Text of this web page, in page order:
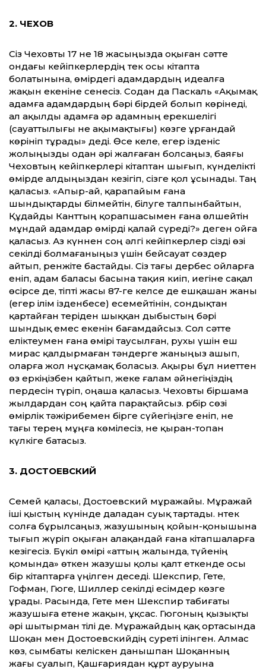
2. ЧЕХОВ
Сіз Чеховты 17 не 18 жасыңызда оқыған сәтте
ондағы кейіпкерлердің тек осы кітапта
болатынына, өмірдегі адамдардың идеалға
жақын екеніне сенесіз. Содан да Паскаль «Ақымақ
адамға адамдардың бәрі бірдей болып көрінеді,
ал ақылды адамға әр адамның ерекшелігі
(сауаттылығы не ақымақтығы) көзге ұрғандай
көрініп тұрады» деді. Өсе келе, егер ізденіс
жолыңызды одан әрі жалғаған болсаңыз, баяғы
Чеховтың кейіпкерлері кітаптан шығып, күнделікті
өмірде алдыңыздан кезігіп, сізге қол ұсынады. Таң
қаласыз. «Апыр-ай, қарапайым ғана
шындықтарды білмейтін, білуге талпынбайтын,
Құдайды Канттың қорапшасымен ғана өлшейтін
мұндай адамдар өмірді қалай сүреді?» деген ойға
қаласыз. Аз күннен соң әлгі кейіпкерлер сізді өзі
секілді болмағаныңыз үшін бейсауат сөздер
айтып, ренжіте бастайды. Сіз тағы дербес ойларға
еніп, адам баласы басына тақия киіп, иегіне сақал
өсірсе де, тіпті жасы 87-ге келсе де ешқашан жаны
(егер ілім ізденбесе) есемейтінін, сондықтан
қартайған теріден шыққан дыбыстың бәрі
шындық емес екенін бағамдайсыз. Сол сәтте
еліктеумен ғана өмірі таусылған, рухы үшін еш
мирас қалдырмаған тәндерге жаныңыз ашып,
оларға жол нұсқамақ боласыз. Ақыры бұл ниеттен
өз еркіңізбен қайтып, жеке ғалам әйнегіңіздің
пердесін түріп, оңаша қаласыз. Чеховты біршама
жылдардан соң қайта парақтайсыз. Әрбір сөзі
өмірлік тәжірибемен бірге сүйегіңізге еніп, не
тағы терең мұңға көмілесіз, не қыран-топан
күлкіге батасыз.
3. ДОСТОЕВСКИЙ
Семей қаласы, Достоевский мұражайы. Мұражай
іші қыстың күнінде даладан суық тартады. Әнтек
солға бұрылсаңыз, жазушының қойын-қонышына
тығып жүріп оқыған алақандай ғана кітапшаларға
кезігесіз. Бүкіл өмірі «аттың жалында, түйенің
қомында» өткен жазушы қолы қалт еткенде осы
бір кітаптарға үңілген деседі. Шекспир, Гете,
Гофман, Гюге, Шиллер секілді есімдер көзге
ұрады. Расында, Гете мен Шекспир табиғаты
жазушыға етене жақын, ұқсас. Гюгоның қызықты
әрі шытырман тілі де. Мұражайдың қақ ортасында
Шоқан мен Достоевскийдің суреті ілінген. Алмас
көз, сымбаты келіскен данышпан Шоқанның
жағы суалып, Қашғариядан құрт ауруына